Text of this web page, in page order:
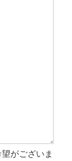
がございま